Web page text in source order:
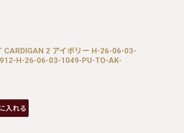
CARDIGAN 2 アイボリー H-26-06-03-
H-26-06-03-1049-PU-TO-AK-
入れる